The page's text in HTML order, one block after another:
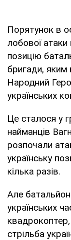
Порятунок в
лобової
позицію
бригади, яким
Народний
українських
Це сталося у
найманців
розпочали
українську
кілька разів.
Але
українських
стрільба